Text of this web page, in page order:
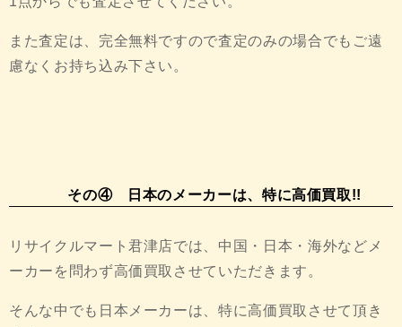
また査定は、完全無料ですので査定のみの場合でもご遠
慮なくお持ち込み下さい。
その④ 日本のメーカーは、特に高価買取!!
リサイクルマート君津店では、中国・日本・海外などメ
ーカーを問わず高価買取させていただきます。
そんな中でも日本メーカーは、特に高価買取させて頂き